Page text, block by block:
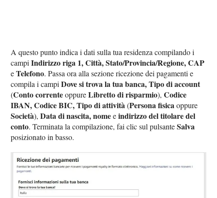
A questo punto indica i dati sulla tua residenza compilando i
campiIndirizzo riga 1, Città, Stato/Provincia/Regione, CAP
eTelefono. Passa ora alla sezione ricezione dei pagamenti e
compila i campiDove si trova la tua banca, Tipo di account
(Conto correnteoppureLibretto di risparmio),Codice
IBAN, Codice BIC, Tipo di attività(Persona fisicaoppure
Società),Data di nascita, nomeeindirizzo del titolare del
conto. Terminata la compilazione, fai clic sul pulsanteSalva
posizionato in basso.